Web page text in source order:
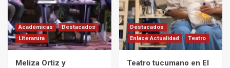
Académicas
Destacados
Literarura
Meliza Ortiz y
Destacados
Enlace Actualidad
Teatro
Teatro tucumano en El